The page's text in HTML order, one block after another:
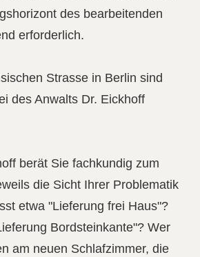
des bearbeitenden
erforderlich.
Strasse in Berlin sind
des Anwalts Dr. Eickhoff
berät Sie fachkundig zum
die Sicht Ihrer Problematik
etwa "Lieferung frei Haus"?
Bordsteinkante"? Wer
am neuen Schlafzimmer, die